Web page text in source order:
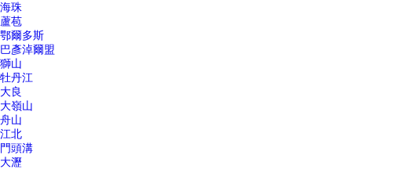
海珠
蘆苞
鄂爾多斯
巴彥淖爾盟
獅山
牡丹江
大良
大嶺山
舟山
江北
門頭溝
大瀝